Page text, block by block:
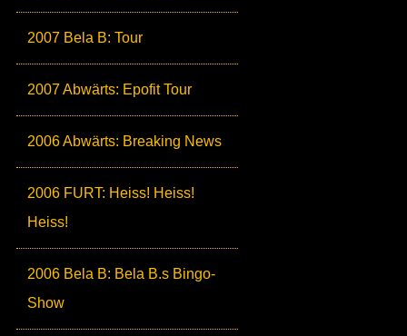
2007 Bela B: Tour
2007 Abwärts: Epofit Tour
2006 Abwärts: Breaking News
2006 FURT: Heiss! Heiss!
Heiss!
2006 Bela B: Bela B.s Bingo-
Show